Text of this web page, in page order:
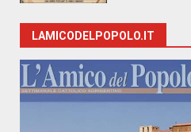
LAMICODELPOPOLO.IT